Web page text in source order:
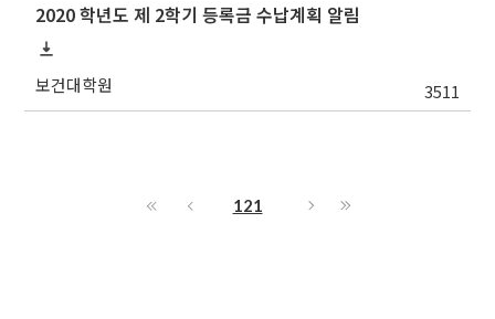
2020 학년도 제 2학기 등록금 수납계획 알림
보건대학원 3511
121